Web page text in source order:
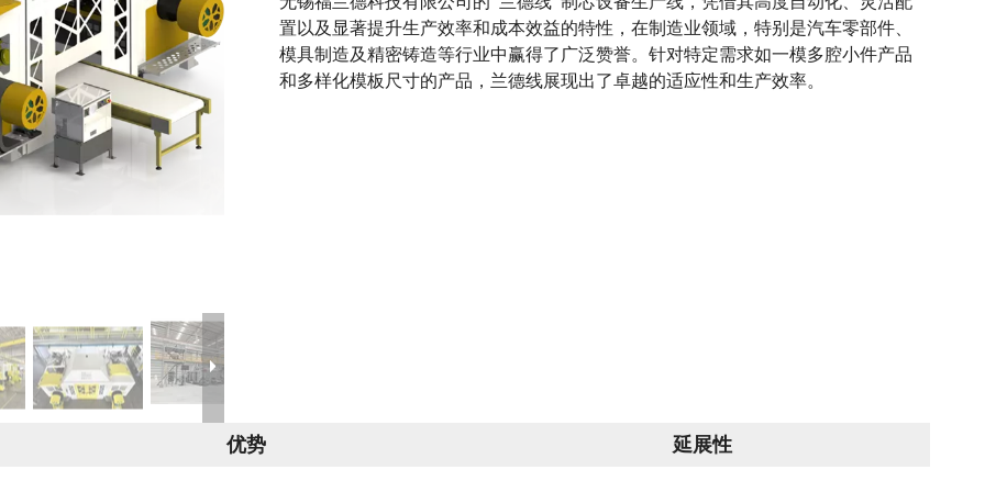
置以及显著提升生产效率和成本效益的特性，在制造业领域，特别是汽车零部件、
模具制造及精密铸造等行业中赢得了广泛赞誉。针对特定需求如一模多腔小件产品
和多样化模板尺寸的产品，兰德线展现出了卓越的适应性和生产效率。
优势 延展性